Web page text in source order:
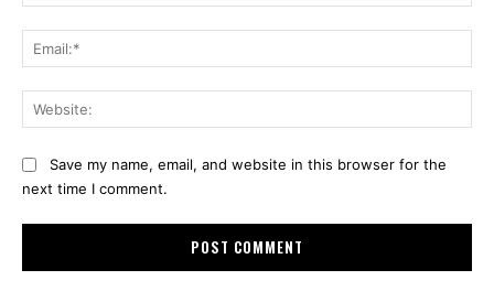
Save my name, email, and website in this browser for the
next time I comment.